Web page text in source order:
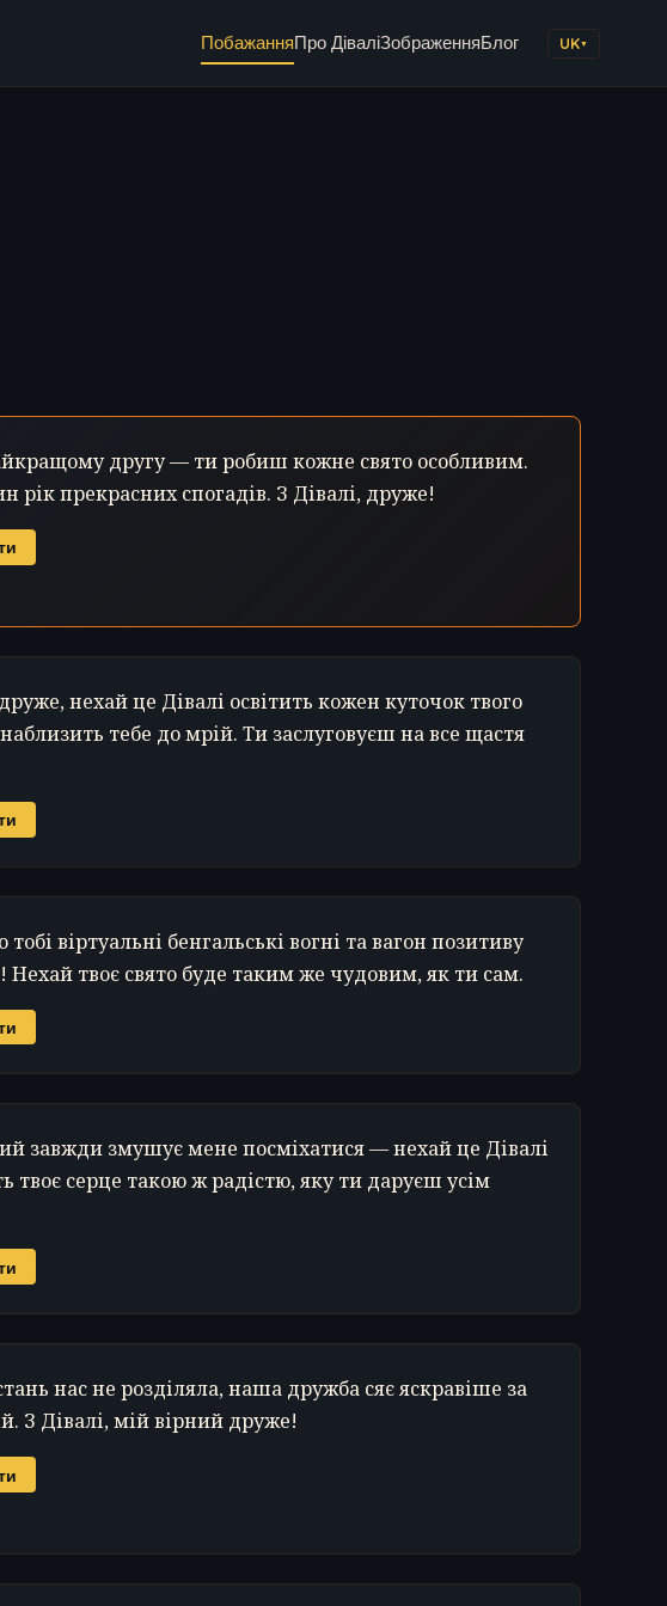
ПобажанняПро ДіваліЗображенняБлог UK▼
другу — ти робиш кожне свято особливим.
рік прекрасних спогадів. З Дівалі, друже!
нехай це Дівалі освітить кожен куточок твого
тебе до мрій. Ти заслуговуєш на все щастя
віртуальні бенгальські вогні та вагон позитиву
Нехай твоє свято буде таким же чудовим, як ти сам.
завжди змушує мене посміхатися — нехай це Дівалі
твоє серце такою ж радістю, яку ти даруєш усім
нас не розділяла, наша дружба сяє яскравіше за
З Дівалі, мій вірний друже!